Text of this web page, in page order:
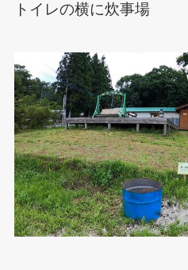
トイレの横に炊事場